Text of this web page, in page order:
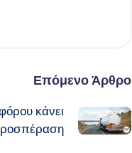
Επόμενο Άρθρο
κάνει